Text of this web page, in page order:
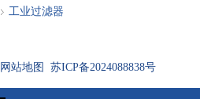
工业过滤器
网站地图 苏ICP备2024088838号